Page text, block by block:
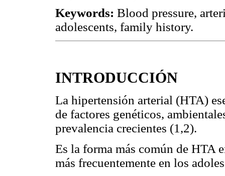
Keywords: Blood pressure,
adolescents, family history.
INTRODUCCIÓN
La hipertensión arterial (HTA)
de factores genéticos,
prevalencia crecientes (1,2).
Es la forma más común de HTA
más frecuentemente en los